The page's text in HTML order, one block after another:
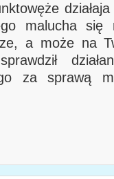
działaja
malucha się
a może na
za sprawą